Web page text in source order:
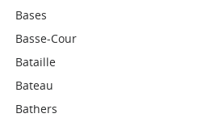
Bases
Basse-Cour
Bataille
Bateau
Bathers